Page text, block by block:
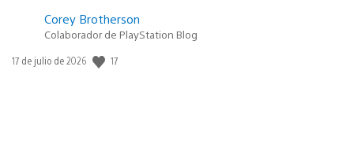
Corey Brotherson
Colaborador de PlayStation Blog
Fecha
17 de julio de 2026 17